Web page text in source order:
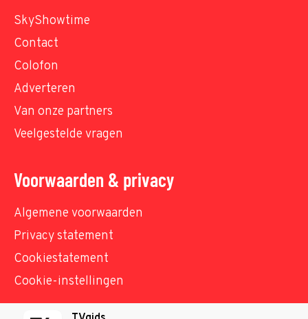
SkyShowtime
Contact
Colofon
Adverteren
Van onze partners
Veelgestelde vragen
Voorwaarden & privacy
Algemene voorwaarden
Privacy statement
Cookiestatement
Cookie-instellingen